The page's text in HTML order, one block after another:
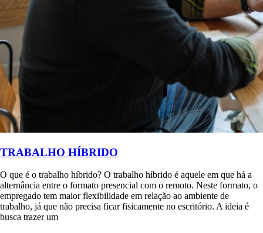
TRABALHO HÍBRIDO
O que é o trabalho híbrido? O trabalho híbrido é aquele em que há a
alternância entre o formato presencial com o remoto. Neste formato, o
empregado tem maior flexibilidade em relação ao ambiente de
trabalho, já que não precisa ficar fisicamente no escritório. A ideia é
busca trazer um